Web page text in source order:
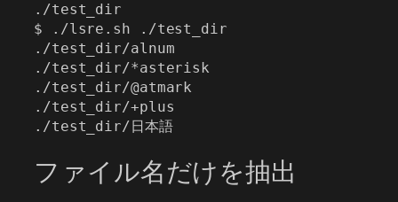
./test_dir
$ ./lsre.sh ./test_dir
./test_dir/alnum
./test_dir/*asterisk
./test_dir/@atmark
./test_dir/+plus
./test_dir/日本語
ファイル名だけを抽出